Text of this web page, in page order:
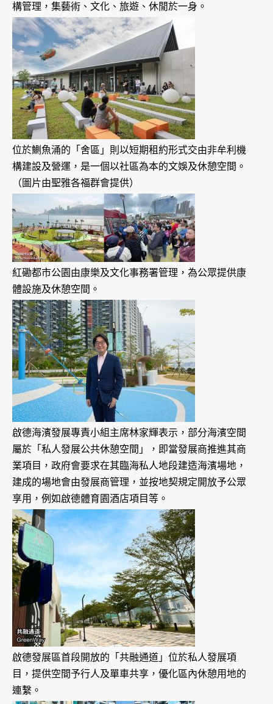
構管理，集藝術、文化、旅遊、休閒於一身。
位於鰂魚涌的「舍區」則以短期租約形式交由非牟利機
構建設及營運，是一個以社區為本的文娛及休憩空間。
（圖片由聖雅各福群會提供）
紅磡都市公園由康樂及文化事務署管理，為公眾提供康
體設施及休憩空間。
啟德海濱發展專責小組主席林家輝表示，部分海濱空間
屬於「私人發展公共休憩空間」，即當發展商推進其商
業項目，政府會要求在其臨海私人地段建造海濱場地，
建成的場地會由發展商管理，並按地契規定開放予公眾
享用，例如啟德體育園酒店項目等。
啟德發展區首段開放的「共融通道」位於私人發展項
目，提供空間予行人及單車共享，優化區內休憩用地的
連繫。